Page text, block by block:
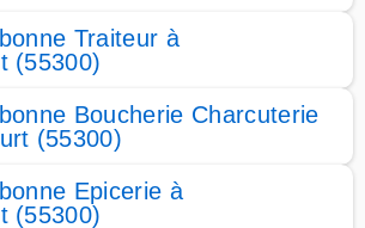
Traiteur à
(55300)
Boucherie Charcuterie
(55300)
Epicerie à
(55300)